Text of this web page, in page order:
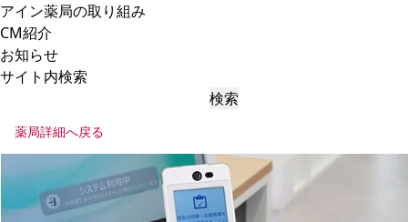
アイン薬局の取り組み
CM紹介
お知らせ
サイト内検索
検索
薬局詳細へ戻る